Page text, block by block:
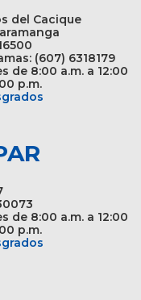
del Cacique
(607) 6318179
de 8:00 a.m. a 12:00
p.m.
de 8:00 a.m. a 12:00
p.m.